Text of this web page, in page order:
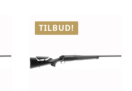
TILBUD!